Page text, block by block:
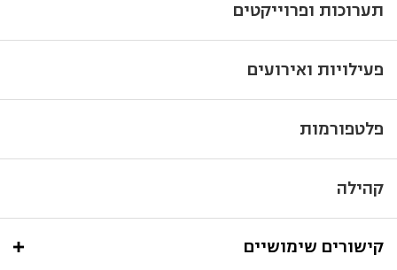
תערוכות ופרוייקטים
פעילויות ואירועים
פלטפורמות
קהילה
קישורים שימושיים